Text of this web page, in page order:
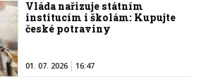
Vláda nařizuje státním
institucím i školám: Kupujte
české potraviny
01. 07. 2026 16:47